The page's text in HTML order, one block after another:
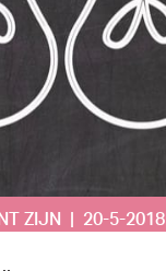
ZIJN | 20-5-2018